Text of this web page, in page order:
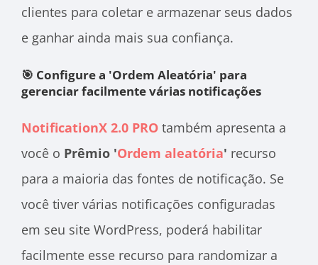
clientes para coletar e armazenar seus dados
e ganhar ainda mais sua confiança.
🎯 Configure a 'Ordem Aleatória' para
gerenciar facilmente várias notificações
NotificationX 2.0 PRO também apresenta a
você o Prêmio 'Ordem aleatória' recurso
para a maioria das fontes de notificação. Se
você tiver várias notificações configuradas
em seu site WordPress, poderá habilitar
facilmente esse recurso para randomizar a